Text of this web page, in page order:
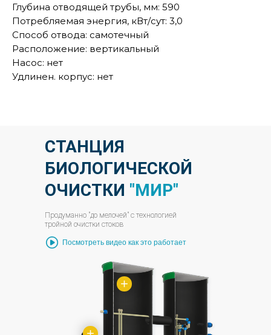
Глубина отводящей трубы, мм: 590
Потребляемая энергия, кВт/сут: 3,0
Способ отвода: самотечный
Расположение: вертикальный
Насос: нет
Удлинен. корпус: нет
СТАНЦИЯ
БИОЛОГИЧЕСКОЙ
ОЧИСТКИ "МИР"
Продуманно "до мелочей" с технологией
тройной очистки стоков
Посмотреть видео как это работает